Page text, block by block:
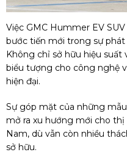
Việc GMC Hummer EV
bước tiến mới trong sự phát
Không chỉ sở hữu hiệu suất
biểu tượng cho công nghệ
hiện đại.
Sự góp mặt của những
mở ra xu hướng mới cho
Nam, dù vẫn còn nhiều
sở hữu.